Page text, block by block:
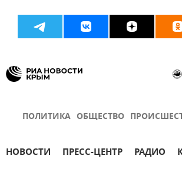
ПОЛИТИКА ОБЩЕСТВО
НОВОСТИ ПРЕСС-ЦЕНТР РАДИО